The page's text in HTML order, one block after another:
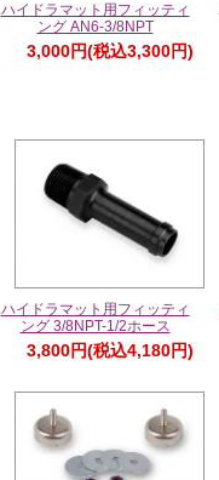
ハイドラマット用フィッティ
ング AN6-3/8NPT
3,000円(税込3,300円)
ハイドラマット用フィッティ
ング 3/8NPT-1/2ホース
3,800円(税込4,180円)